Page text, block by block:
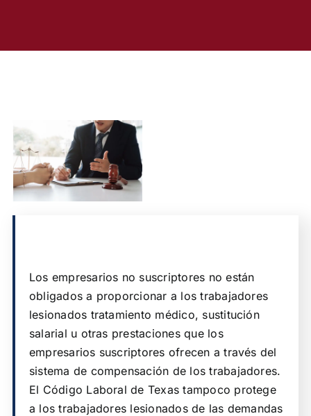
Los empresarios no suscriptores no están
obligados a proporcionar a los trabajadores
lesionados tratamiento médico, sustitución
salarial u otras prestaciones que los
empresarios suscriptores ofrecen a través del
sistema de compensación de los trabajadores.
El Código Laboral de Texas tampoco protege
a los trabajadores lesionados de las demandas